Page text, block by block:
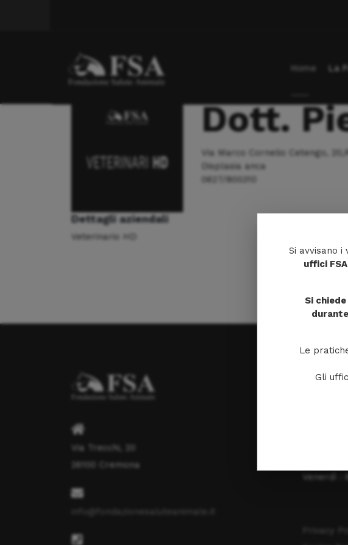
Home La
Displasia anca
Dott. Pietro Gul?
Dott.
Via Marco Cornelio Cetengo,
Displasia anca
0627/800310
Dettagli aziendali
Veterinario HD
Via Trecchi, 20
26100 Cremona
ORARI
Martedì :
Venerdì :
Si avvisano
uffici
Si
Le
Gli